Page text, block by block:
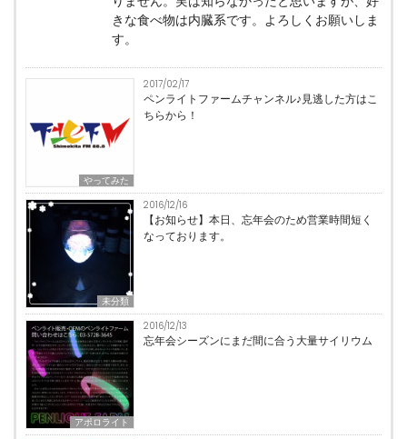
きな食べ物は内臓系です。よろしくお願いしま
す。
やってみた
2017/02/17
ペンライトファームチャンネル♪見逃した方はこ
ちらから！
未分類
2016/12/16
【お知らせ】本日、忘年会のため営業時間短く
なっております。
アポロライト
2016/12/13
忘年会シーズンにまだ間に合う大量サイリウム